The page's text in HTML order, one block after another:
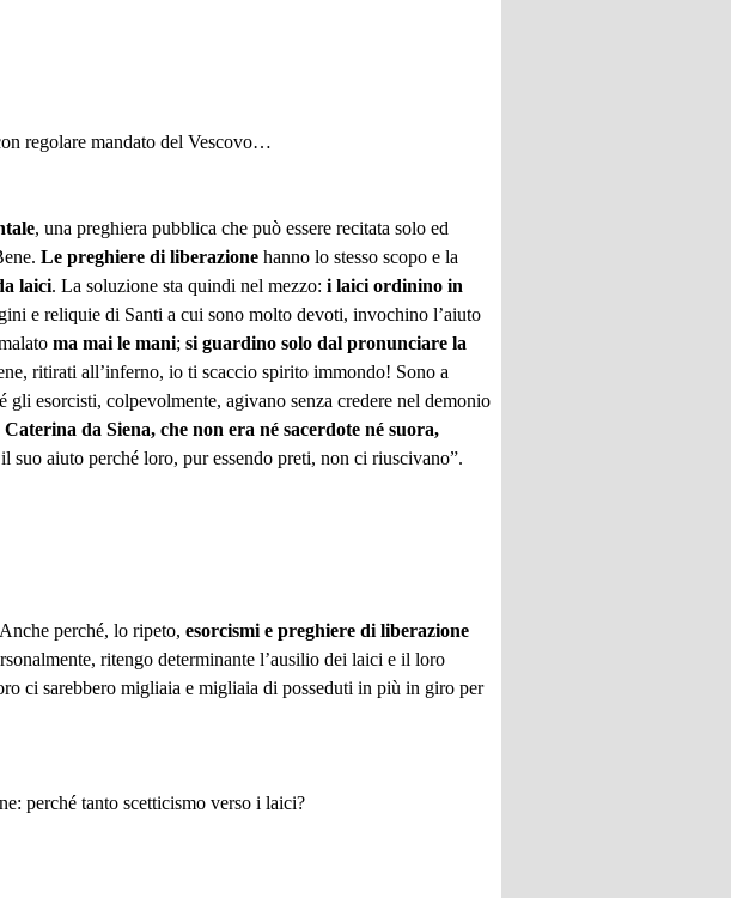
regolare mandato del Vescovo…
, una preghiera pubblica che può essere recitata solo ed
Le preghiere di liberazione hanno lo stesso scopo e la
laici. La soluzione sta quindi nel mezzo: i laici ordinino in
e reliquie di Santi a cui sono molto devoti, invochino l’aiuto
ma mai le mani; si guardino solo dal pronunciare la
ritirati all’inferno, io ti scaccio spirito immondo! Sono a
esorcisti, colpevolmente, agivano senza credere nel demonio
Caterina da Siena, che non era né sacerdote né suora,
suo aiuto perché loro, pur essendo preti, non ci riuscivano”.
perché, lo ripeto, esorcismi e preghiere di liberazione
ritengo determinante l’ausilio dei laici e il loro
ci sarebbero migliaia e migliaia di posseduti in più in giro per
perché tanto scetticismo verso i laici?